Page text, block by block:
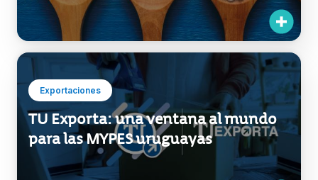
Exportaciones
TU Exporta: una ventana al mundo
para las MYPES uruguayas